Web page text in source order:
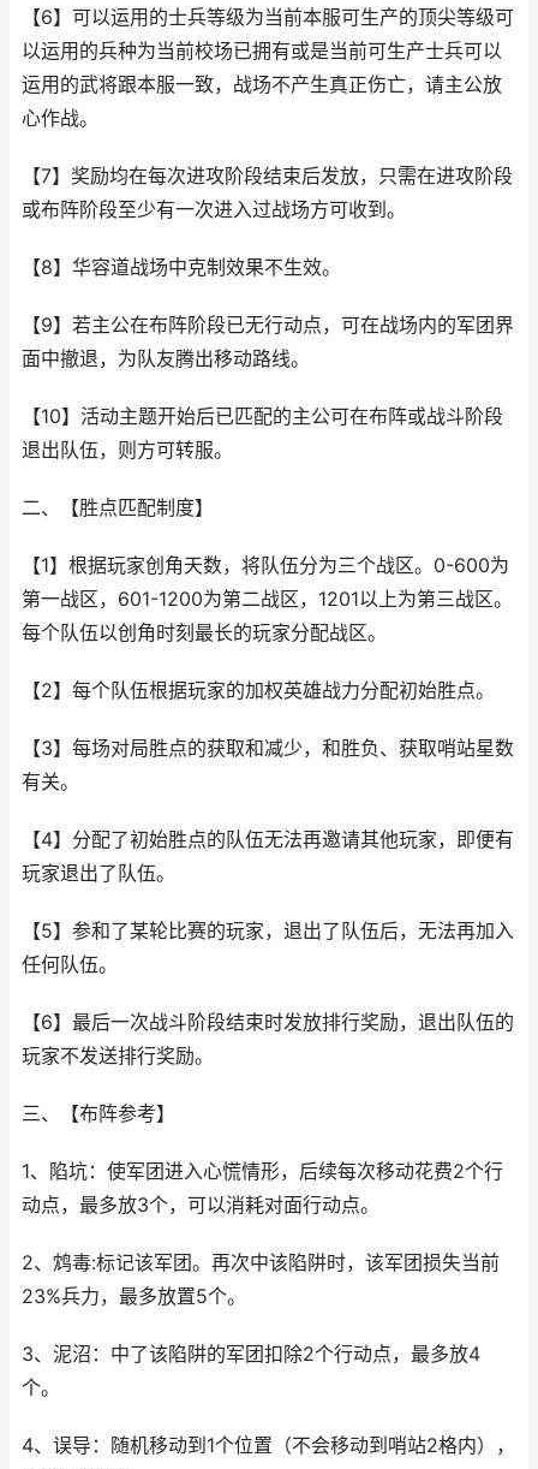
【6】可以运用的士兵等级为当前本服可生产的顶尖等级可
以运用的兵种为当前校场已拥有或是当前可生产士兵可以
运用的武将跟本服一致，战场不产生真正伤亡，请主公放
心作战。
【7】奖励均在每次进攻阶段结束后发放，只需在进攻阶段
或布阵阶段至少有一次进入过战场方可收到。
【8】华容道战场中克制效果不生效。
【9】若主公在布阵阶段已无行动点，可在战场内的军团界
面中撤退，为队友腾出移动路线。
【10】活动主题开始后已匹配的主公可在布阵或战斗阶段
退出队伍，则方可转服。
二、【胜点匹配制度】
【1】根据玩家创角天数，将队伍分为三个战区。0-600为
第一战区，601-1200为第二战区，1201以上为第三战区。
每个队伍以创角时刻最长的玩家分配战区。
【2】每个队伍根据玩家的加权英雄战力分配初始胜点。
【3】每场对局胜点的获取和减少，和胜负、获取哨站星数
有关。
【4】分配了初始胜点的队伍无法再邀请其他玩家，即便有
玩家退出了队伍。
【5】参和了某轮比赛的玩家，退出了队伍后，无法再加入
任何队伍。
【6】最后一次战斗阶段结束时发放排行奖励，退出队伍的
玩家不发送排行奖励。
三、【布阵参考】
1、陷坑：使军团进入心慌情形，后续每次移动花费2个行
动点，最多放3个，可以消耗对面行动点。
2、鸩毒:标记该军团。再次中该陷阱时，该军团损失当前
23%兵力，最多放置5个。
3、泥沼：中了该陷阱的军团扣除2个行动点，最多放4
个。
4、误导：随机移动到1个位置（不会移动到哨站2格内），